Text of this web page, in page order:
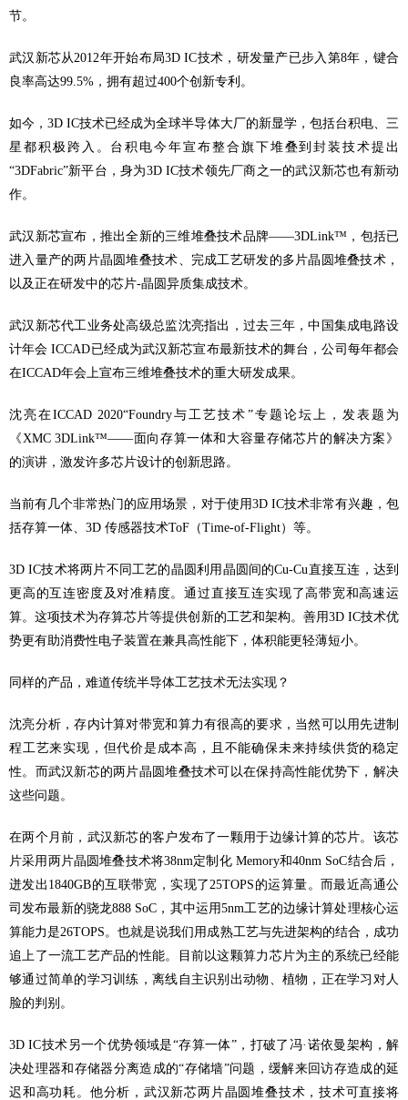
节。
武汉新芯从2012年开始布局3D IC技术，研发量产已步入第8年，键合
良率高达99.5%，拥有超过400个创新专利。
如今，3D IC技术已经成为全球半导体大厂的新显学，包括台积电、三
星都积极跨入。台积电今年宣布整合旗下堆叠到封装技术提出
“3DFabric”新平台，身为3D IC技术领先厂商之一的武汉新芯也有新动
作。
武汉新芯宣布，推出全新的三维堆叠技术品牌——3DLink™，包括已
进入量产的两片晶圆堆叠技术、完成工艺研发的多片晶圆堆叠技术，
以及正在研发中的芯片-晶圆异质集成技术。
武汉新芯代工业务处高级总监沈亮指出，过去三年，中国集成电路设
计年会 ICCAD已经成为武汉新芯宣布最新技术的舞台，公司每年都会
在ICCAD年会上宣布三维堆叠技术的重大研发成果。
沈亮在ICCAD 2020“Foundry与工艺技术”专题论坛上，发表题为
《XMC 3DLink™——面向存算一体和大容量存储芯片的解决方案》
的演讲，激发许多芯片设计的创新思路。
当前有几个非常热门的应用场景，对于使用3D IC技术非常有兴趣，包
括存算一体、3D 传感器技术ToF（Time-of-Flight）等。
3D IC技术将两片不同工艺的晶圆利用晶圆间的Cu-Cu直接互连，达到
更高的互连密度及对准精度。通过直接互连实现了高带宽和高速运
算。这项技术为存算芯片等提供创新的工艺和架构。善用3D IC技术优
势更有助消费性电子装置在兼具高性能下，体积能更轻薄短小。
同样的产品，难道传统半导体工艺技术无法实现？
沈亮分析，存内计算对带宽和算力有很高的要求，当然可以用先进制
程工艺来实现，但代价是成本高，且不能确保未来持续供货的稳定
性。而武汉新芯的两片晶圆堆叠技术可以在保持高性能优势下，解决
这些问题。
在两个月前，武汉新芯的客户发布了一颗用于边缘计算的芯片。该芯
片采用两片晶圆堆叠技术将38nm定制化 Memory和40nm SoC结合后，
迸发出1840GB的互联带宽，实现了25TOPS的运算量。而最近高通公
司发布最新的骁龙888 SoC，其中运用5nm工艺的边缘计算处理核心运
算能力是26TOPS。也就是说我们用成熟工艺与先进架构的结合，成功
追上了一流工艺产品的性能。目前以这颗算力芯片为主的系统已经能
够通过简单的学习训练，离线自主识别出动物、植物，正在学习对人
脸的判别。
3D IC技术另一个优势领域是“存算一体”，打破了冯·诺依曼架构，解
决处理器和存储器分离造成的“存储墙”问题，缓解来回访存造成的延
迟和高功耗。他分析，武汉新芯两片晶圆堆叠技术，技术可直接将